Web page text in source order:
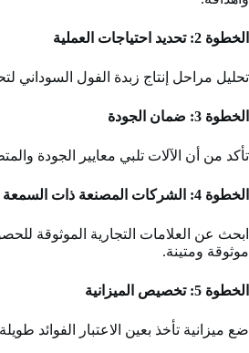
الخطوة 2: تحديد احتياجات العملية
تحليل مراحل إنتاج زبدة الفول السوداني
الخطوة 3: ضمان الجودة
تأكد من أن الآلات تلبي معايير الجودة
الخطوة 4: الشركات المصنعة ذات السمعة
ابحث عن العلامات التجارية الموثوقة
موثوقة ومتينة.
الخطوة 5: تخصيص الميزانية
ضع ميزانية تأخذ بعين الاعتبار الفوائد